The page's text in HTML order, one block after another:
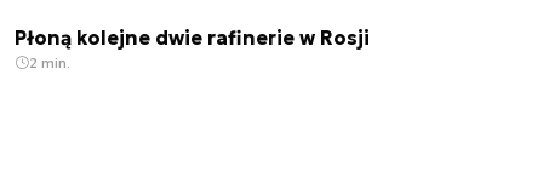
Płoną kolejne dwie rafinerie w Rosji
2 min.